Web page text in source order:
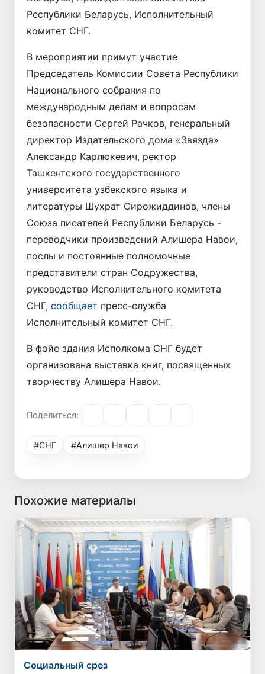
Республики Беларусь, Исполнительный
комитет СНГ.
В мероприятии примут участие
Председатель Комиссии Совета Республики
Национального собрания по
международным делам и вопросам
безопасности Сергей Рачков, генеральный
директор Издательского дома «Звязда»
Александр Карлюкевич, ректор
Ташкентского государственного
университета узбекского языка и
литературы Шухрат Сирожиддинов, члены
Союза писателей Республики Беларусь -
переводчики произведений Алишера Навои,
послы и постоянные полномочные
представители стран Содружества,
руководство Исполнительного комитета
СНГ, сообщает пресс-служба
Исполнительный комитет СНГ.
В фойе здания Исполкома СНГ будет
организована выставка книг, посвященных
творчеству Алишера Навои.
Поделиться:
#СНГ #Алишер Навои
Похожие материалы
Социальный срез